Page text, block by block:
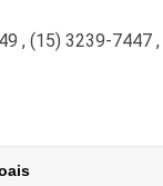
, (15) 3239-7447 ,